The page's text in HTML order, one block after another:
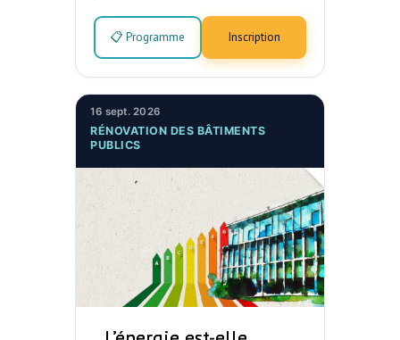
📋 Programme Inscription
16 sept. 2026
RÉNOVATION DES BÂTIMENTS
PUBLICS